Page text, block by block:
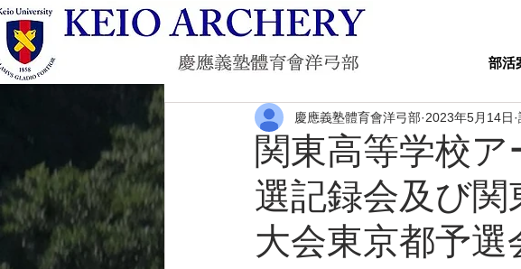
部活
関東高等学校
選記録会及び
大会東京都予選
慶應義塾體育會洋弓部 2023年5月14日